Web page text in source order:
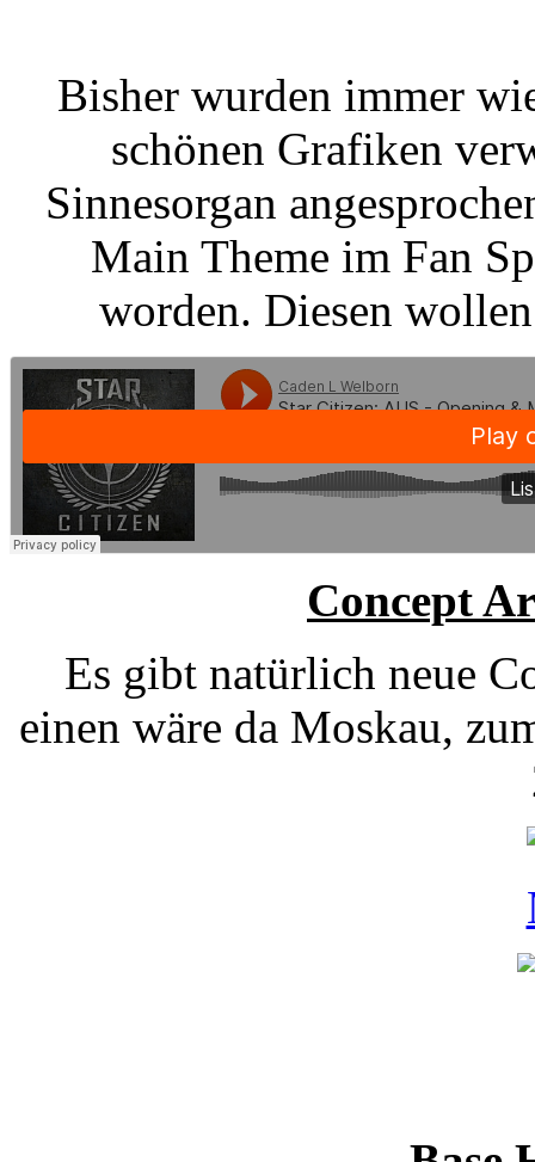
Bisher wurden immer
schönen Grafiken
Sinnesorgan
Main Theme im Fan
worden. Diesen
Concept
Es gibt natürlich neue
einen wäre da Moskau,